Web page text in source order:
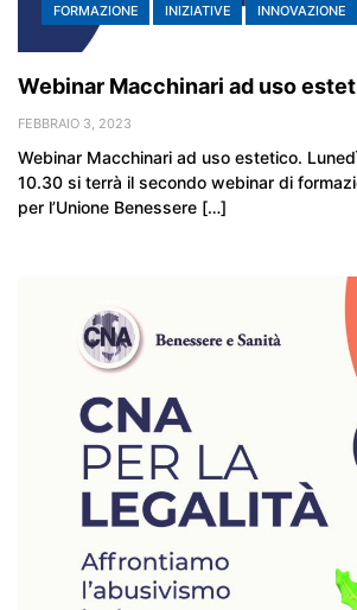
FORMAZIONE
INIZIATIVE INNOVAZIONE
Webinar Macchinari ad uso
FEBBRAIO 3, 2023
Webinar Macchinari ad uso estetico.
10.30 si terrà il secondo webinar di
per l’Unione Benessere […]